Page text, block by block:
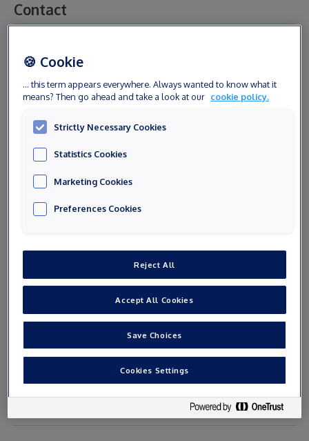
Contact
Numéro de téléphone
🍪 Cookie
... this term appears everywhere. Always wanted to know what it
means? Then go ahead and take a look at our cookie policy.
Strictly Necessary Cookies
Statistics Cookies
Marketing Cookies
Preferences Cookies
Reject All
Accept All Cookies
Save Choices
Cookies Settings